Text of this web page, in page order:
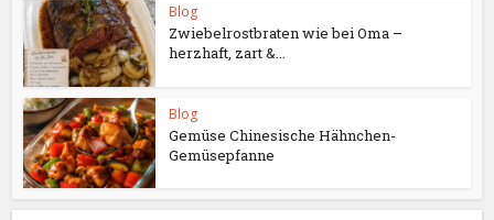
Blog
Zwiebelrostbraten wie bei Oma –
herzhaft, zart &...
Blog
Gemüse Chinesische Hähnchen-
Gemüsepfanne